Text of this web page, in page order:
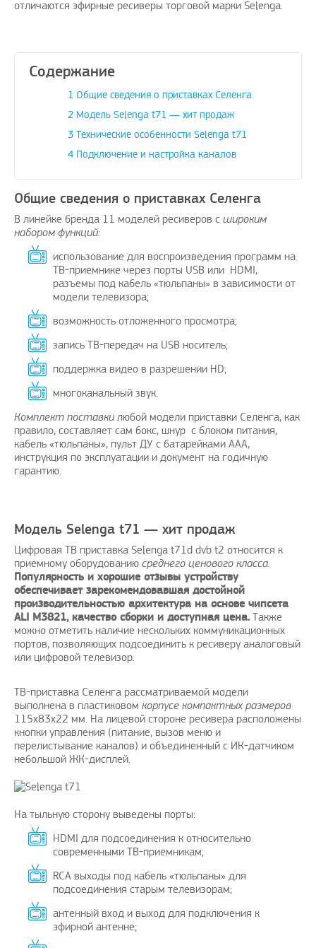
вашему
проблем с
услуг…
10.3.2021
Поздравляю, отличная идея и
своевременно
avenue17 | 16.8.2023
отличаются эфирные ресиверы торговой марки Selenga.
Содержание
1 Общие сведения о приставках Селенга
2 Модель Selenga t71 — хит продаж
3 Технические особенности Selenga t71
4 Подключение и настройка каналов
Общие сведения о приставках Селенга
В линейке бренда 11 моделей ресиверов с широким
набором функций:
использование для воспроизведения программ на
ТВ-приемнике через порты USB или HDMI,
разъемы под кабель «тюльпаны» в зависимости от
модели телевизора;
возможность отложенного просмотра;
запись ТВ-передач на USB носитель;
поддержка видео в разрешении HD;
многоканальный звук.
Комплект поставки любой модели приставки Селенга, как
правило, составляет сам бокс, шнур с блоком питания,
кабель «тюльпаны», пульт ДУ с батарейками ААА,
инструкция по эксплуатации и документ на годичную
гарантию.
Модель Selenga t71 — хит продаж
Цифровая ТВ приставка Selenga t71d dvb t2 относится к
приемному оборудованию среднего ценового класса.
Популярность и хорошие отзывы устройству
обеспечивает зарекомендовавшая достойной
производительностью архитектура на основе чипсета
ALI M3821, качество сборки и доступная цена.Также
можно отметить наличие нескольких коммуникационных
портов, позволяющих подсоединить к ресиверу аналоговый
или цифровой телевизор.
ТВ-приставка Селенга рассматриваемой модели
выполнена в пластиковом корпусе компактных размеров
115x83x22 мм. На лицевой стороне ресивера расположены
кнопки управления (питание, вызов меню и
перелистывание каналов) и объединенный с ИК-датчиком
небольшой ЖК-дисплей.
На тыльную сторону выведены порты:
HDMI для подсоединения к относительно
современными ТВ-приемникам;
RCA выходы под кабель «тюльпаны» для
подсоединения старым телевизорам;
антенный вход и выход для подключения к
эфирной антенне;